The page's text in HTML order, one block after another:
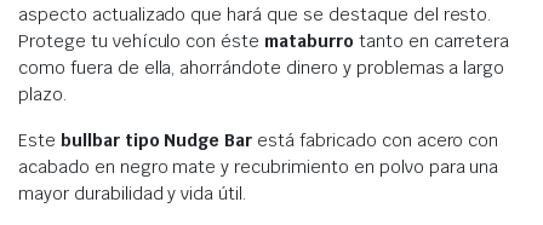
aspecto actualizado que hará que se destaque del resto.
Protege tu vehículo con éste mataburro tanto en carretera
como fuera de ella, ahorrándote dinero y problemas a largo
plazo.
Este bullbar tipo Nudge Bar está fabricado con acero con
acabado en negro mate y recubrimiento en polvo para una
mayor durabilidad y vida útil.